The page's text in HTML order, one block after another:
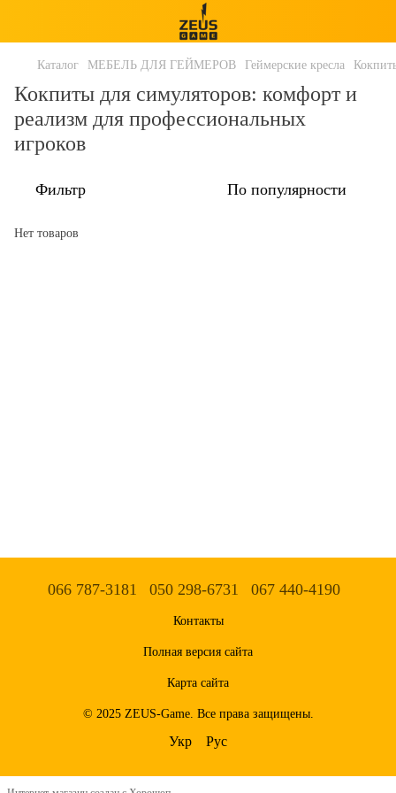
Каталог МЕБЕЛЬ ДЛЯ ГЕЙМЕРОВ Геймерские кресла
Кокпиты для симуляторов: комфорт и
реализм для профессиональных
игроков
Фильтр По популярности
Нет товаров
066 787-3181 050 298-6731 067 440-4190
Контакты
Полная версия сайта
Карта сайта
© 2025 ZEUS-Game. Все права защищены.
Укр Рус